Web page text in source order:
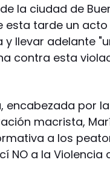
la ciudad de
esta tarde un acto
llevar adelante
contra esta
encabezada por
macrista,
a los
NO a la Violencia